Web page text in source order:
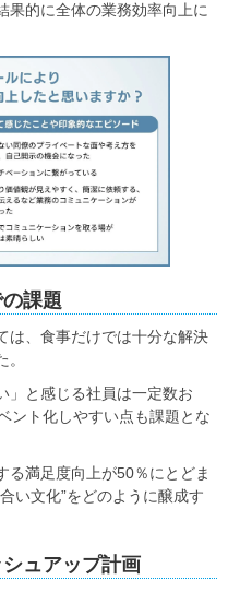
果的に全体の業務効率向上に
課題
は、食事だけでは十分な解決
」と感じる社員は一定数お
ント化しやすい点も課題とな
る満足度向上が50％にとどま
い文化”をどのように醸成す
ュアップ計画